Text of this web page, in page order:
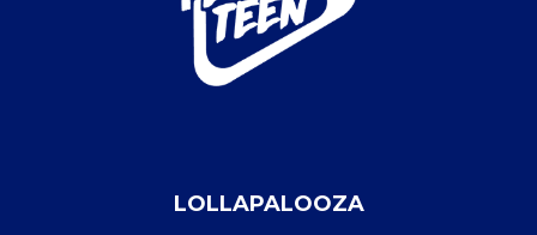
LOLLAPALOOZA